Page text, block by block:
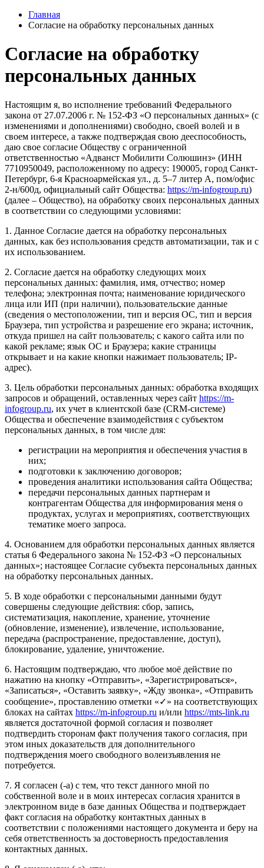
Главная
Согласие на обработку персональных данных
Согласие на обработку
персональных данных
Настоящим я, во исполнение требований Федерального
закона от 27.07.2006 г. № 152-ФЗ «О персональных данных» (с
изменениями и дополнениями) свободно, своей волей и в
своем интересе, а также подтверждая свою дееспособность,
даю свое согласие Обществу с ограниченной
ответственностью «Адванст Мобилити Солюшинз» (ИНН
7710950049, расположенному по адресу: 190005, город Санкт-
Петербург, 6-я Красноармейская ул., д. 5–7 литер А, пом/офис
2-н/600д, официальный сайт Общества: https://m-infogroup.ru)
(далее – Общество), на обработку своих персональных данных
в соответствии со следующими условиями:
1. Данное Согласие дается на обработку персональных
данных, как без использования средств автоматизации, так и с
их использованием.
2. Согласие дается на обработку следующих моих
персональных данных: фамилия, имя, отчество; номер
телефона; электронная почта; наименование юридического
лица или ИП (при наличии), пользовательские данные
(сведения о местоположении, тип и версия ОС, тип и версия
Браузера, тип устройства и разрешение его экрана; источник,
откуда пришел на сайт пользователь; с какого сайта или по
какой рекламе; язык ОС и Браузера; какие страницы
открывает и на какие кнопки нажимает пользователь; IP-
адрес).
3. Цель обработки персональных данных: обработка входящих
запросов и обращений, оставленных через сайт https://m-
infogroup.ru, их учет в клиентской базе (CRM-системе)
Общества и обеспечение взаимодействия с субъектом
персональных данных, в том числе для:
регистрации на мероприятия и обеспечения участия в
них;
подготовки к заключению договоров;
проведения аналитики использования сайта Общества;
передачи персональных данных партнерам и
контрагентам Общества для информирования меня о
продуктах, услугах и мероприятиях, соответствующих
тематике моего запроса.
4. Основанием для обработки персональных данных является
статья 6 Федерального закона № 152-ФЗ «О персональных
данных»; настоящее Согласие субъекта персональных данных
на обработку персональных данных.
5. В ходе обработки с персональными данными будут
совершены следующие действия: сбор, запись,
систематизация, накопление, хранение, уточнение
(обновление, изменение), извлечение, использование,
передача (распространение, предоставление, доступ),
блокирование, удаление, уничтожение.
6. Настоящим подтверждаю, что любое моё действие по
нажатию на кнопку «Отправить», «Зарегистрироваться»,
«Записаться», «Оставить заявку», «Жду звонка», «Отправить
сообщение», проставлению отметки «✓» на соответствующих
блоках на сайтах https://m-infogroup.ru и/или https://mts-link.ru
является достаточной формой согласия и позволяет
подтвердить сторонам факт получения такого согласия, при
этом иных доказательств для дополнительного
подтверждения моего свободного волеизъявления не
потребуется.
7. Я согласен (-а) с тем, что текст данного мной по
собственной воле и в моих интересах согласия хранится в
электронном виде в базе данных Общества и подтверждает
факт согласия на обработку контактных данных в
соответствии с положениями настоящего документа и беру на
себя ответственность за достоверность предоставления
контактных данных.